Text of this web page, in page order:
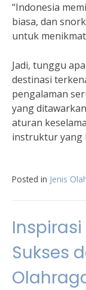
“Indonesia
biasa, dan
untuk
Jadi, tunggu
destinasi
pengalaman
yang
aturan
instruktur yang
Posted in Jenis
Sukses